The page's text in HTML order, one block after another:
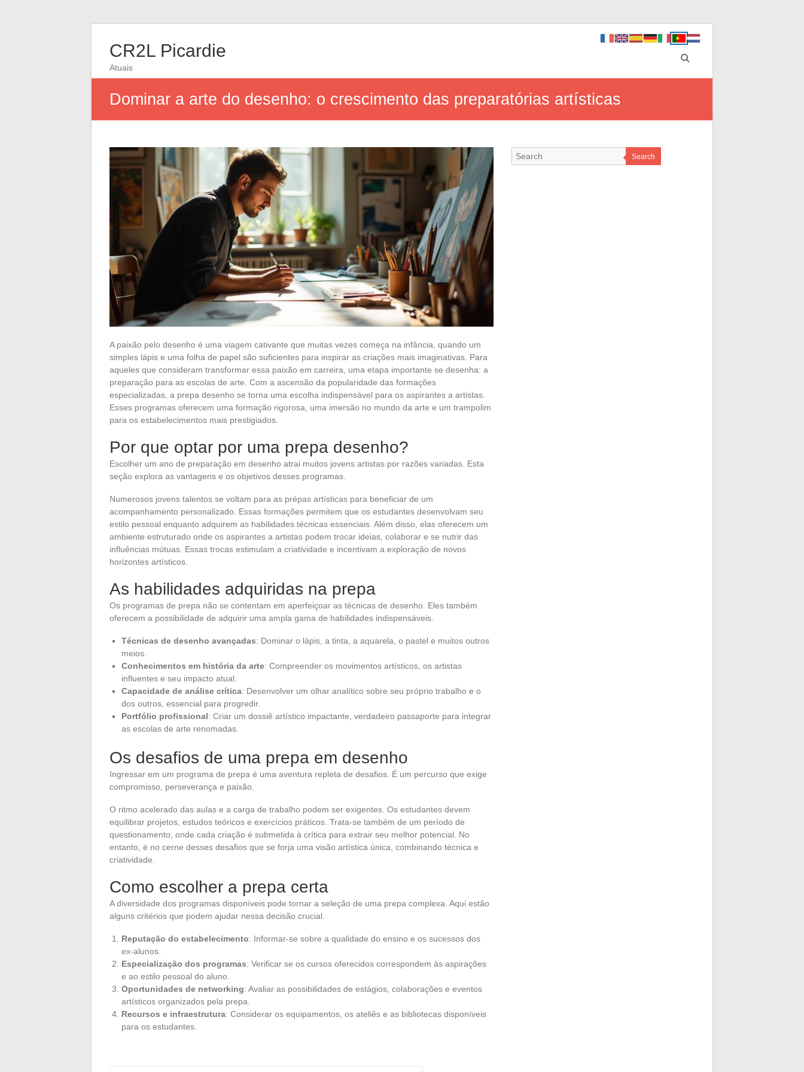
CR2L Picardie
Atuais
Dominar a arte do desenho: o crescimento das preparatórias artísticas
A paixão pelo desenho é uma viagem cativante que muitas vezes começa na infância, quando um
simples lápis e uma folha de papel são suficientes para inspirar as criações mais imaginativas. Para
aqueles que consideram transformar essa paixão em carreira, uma etapa importante se desenha: a
preparação para as escolas de arte. Com a ascensão da popularidade das formações
especializadas, a prepa desenho se torna uma escolha indispensável para os aspirantes a artistas.
Esses programas oferecem uma formação rigorosa, uma imersão no mundo da arte e um trampolim
para os estabelecimentos mais prestigiados.
Por que optar por uma prepa desenho?
Escolher um ano de preparação em desenho atrai muitos jovens artistas por razões variadas. Esta
seção explora as vantagens e os objetivos desses programas.
Numerosos jovens talentos se voltam para as prépas artísticas para beneficiar de um
acompanhamento personalizado. Essas formações permitem que os estudantes desenvolvam seu
estilo pessoal enquanto adquirem as habilidades técnicas essenciais. Além disso, elas oferecem um
ambiente estruturado onde os aspirantes a artistas podem trocar ideias, colaborar e se nutrir das
influências mútuas. Essas trocas estimulam a criatividade e incentivam a exploração de novos
horizontes artísticos.
As habilidades adquiridas na prepa
Os programas de prepa não se contentam em aperfeiçoar as técnicas de desenho. Eles também
oferecem a possibilidade de adquirir uma ampla gama de habilidades indispensáveis.
Técnicas de desenho avançadas: Dominar o lápis, a tinta, a aquarela, o pastel e muitos outros
meios.
Conhecimentos em história da arte: Compreender os movimentos artísticos, os artistas
influentes e seu impacto atual.
Capacidade de análise crítica: Desenvolver um olhar analítico sobre seu próprio trabalho e o
dos outros, essencial para progredir.
Portfólio profissional: Criar um dossiê artístico impactante, verdadeiro passaporte para integrar
as escolas de arte renomadas.
Os desafios de uma prepa em desenho
Ingressar em um programa de prepa é uma aventura repleta de desafios. É um percurso que exige
compromisso, perseverança e paixão.
O ritmo acelerado das aulas e a carga de trabalho podem ser exigentes. Os estudantes devem
equilibrar projetos, estudos teóricos e exercícios práticos. Trata-se também de um período de
questionamento, onde cada criação é submetida à crítica para extrair seu melhor potencial. No
entanto, é no cerne desses desafios que se forja uma visão artística única, combinando técnica e
criatividade.
Como escolher a prepa certa
A diversidade dos programas disponíveis pode tornar a seleção de uma prepa complexa. Aqui estão
alguns critérios que podem ajudar nessa decisão crucial.
Reputação do estabelecimento: Informar-se sobre a qualidade do ensino e os sucessos dos
ex-alunos.
Especialização dos programas: Verificar se os cursos oferecidos correspondem às aspirações
e ao estilo pessoal do aluno.
Oportunidades de networking: Avaliar as possibilidades de estágios, colaborações e eventos
artísticos organizados pela prepa.
Recursos e infraestrutura: Considerar os equipamentos, os ateliês e as bibliotecas disponíveis
para os estudantes.
Search